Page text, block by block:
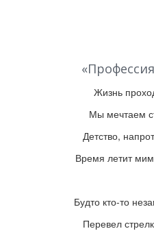
Жизнь
Мы мечтаем
Детство,
Время летит
Будто кто-то
Перевел